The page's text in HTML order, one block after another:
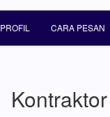
PROFIL CARA PESAN